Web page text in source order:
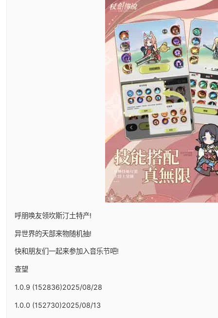
呼朋唤友领坎斯汀土特产!
异世界的天部来物随机抽!
快和朋友们一起来参加入音乐节吧!
查望
1.0.9 (152836)2025/08/28
1.0.0 (152730)2025/08/13